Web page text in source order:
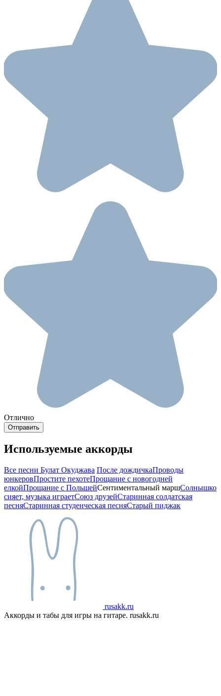
Отлично
Используемые аккорды
Все песни Булат Окуджава После дождичкаПроводы
юнкеровПростите пехотеПрощание с новогодней
елкойПрощание с ПольшейСентиментальный маршСолнышко
сияет, музыка играетСоюз друзейСтаринная солдатская
песняСтаринная студенческая песняСтарый пиджак
rusakk.ru
Аккорды и табы для игры на гитаре. rusakk.ru